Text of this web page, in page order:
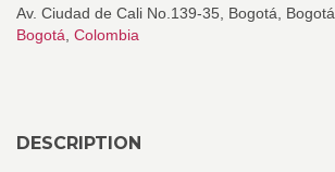
Av. Ciudad de Cali No.139-35, Bogotá, Bogotá,
Bogotá Colombia
DESCRIPTION